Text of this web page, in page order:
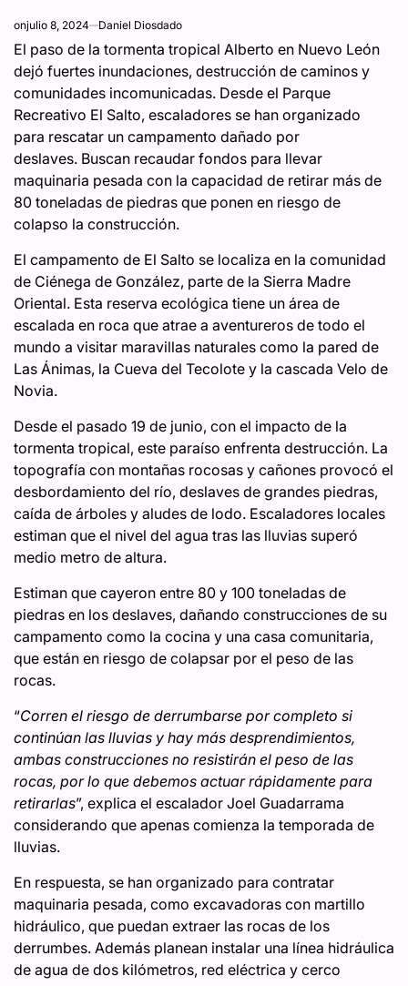
onjulio 8, 2024 Daniel Diosdado
El paso de la tormenta tropical Alberto en Nuevo León
dejó fuertes inundaciones, destrucción de caminos y
comunidades incomunicadas. Desde el Parque
Recreativo El Salto, escaladores se han organizado
para rescatar un campamento dañado por
deslaves. Buscan recaudar fondos para llevar
maquinaria pesada con la capacidad de retirar más de
80 toneladas de piedras que ponen en riesgo de
colapso la construcción.
El campamento de El Salto se localiza en la comunidad
de Ciénega de González, parte de la Sierra Madre
Oriental. Esta reserva ecológica tiene un área de
escalada en roca que atrae a aventureros de todo el
mundo a visitar maravillas naturales como la pared de
Las Ánimas, la Cueva del Tecolote y la cascada Velo de
Novia.
Desde el pasado 19 de junio, con el impacto de la
tormenta tropical, este paraíso enfrenta destrucción. La
topografía con montañas rocosas y cañones provocó el
desbordamiento del río, deslaves de grandes piedras,
caída de árboles y aludes de lodo. Escaladores locales
estiman que el nivel del agua tras las lluvias superó
medio metro de altura.
Estiman que cayeron entre 80 y 100 toneladas de
piedras en los deslaves, dañando construcciones de su
campamento como la cocina y una casa comunitaria,
que están en riesgo de colapsar por el peso de las
rocas.
“Corren el riesgo de derrumbarse por completo si
continúan las lluvias y hay más desprendimientos,
ambas construcciones no resistirán el peso de las
rocas, por lo que debemos actuar rápidamente para
retirarlas”, explica el escalador Joel Guadarrama
considerando que apenas comienza la temporada de
lluvias.
En respuesta, se han organizado para contratar
maquinaria pesada, como excavadoras con martillo
hidráulico, que puedan extraer las rocas de los
derrumbes. Además planean instalar una línea hidráulica
de agua de dos kilómetros, red eléctrica y cerco